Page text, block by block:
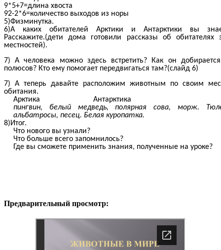
9*5+7=длина хвоста
92-2*6=количество выходов из норы
5)Физминутка.
6)А каких обитателей Арктики и Антарктики вы
Расскажите.(дети дома готовили рассказы об обитателях
местностей).
7) А человека можно здесь встретить? Как он
полюсов? Кто ему помогает передвигаться там?(слайд 6)
7) А теперь давайте расположим животным по своим
обитания.
Арктика Антарктика
пингвин, белый медведь, полярная сова, морж.
альбатросы, песец. Белая куропатка.
8)Итог.
Что нового вы узнали?
Что больше всего запомнилось?
Где вы сможете применить знания, полученные на уроке?
Предварительный просмотр: